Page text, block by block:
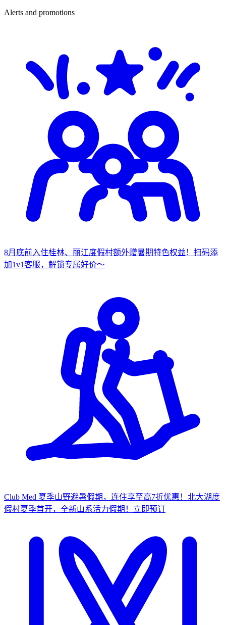
Alerts and promotions
8月底前入住桂林、丽江度假村额外赠暑期特色权益！ 扫码添
加1v1客服，解锁专属好价～
Club Med 夏季山野避暑假期，连住享至高7折优惠！ 北大湖度
假村夏季首开，全新山系活力假期！ 立 即预订